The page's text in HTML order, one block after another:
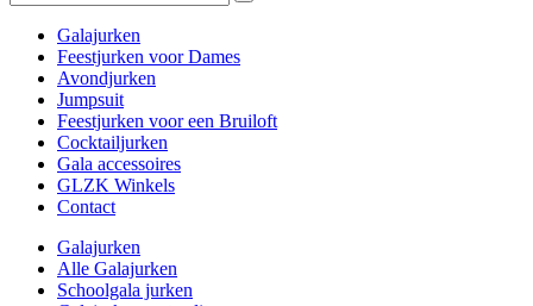
Galajurken
Feestjurken voor Dames
Avondjurken
Jumpsuit
Feestjurken voor een Bruiloft
Cocktailjurken
Gala accessoires
GLZK Winkels
Contact
Galajurken
Alle Galajurken
Schoolgala jurken